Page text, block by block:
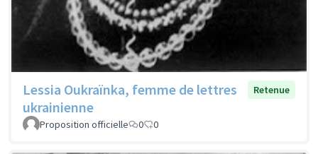
Lessia Oukraïnka, femme de lettres
ukrainienne
Retenue
Proposition officielle 0 0